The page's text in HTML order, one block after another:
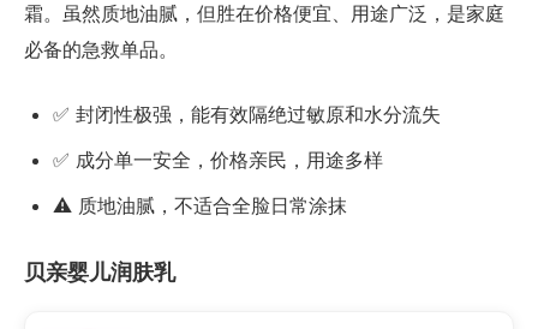
霜。虽然质地油腻，但胜在价格便宜、用途广泛，是家庭
必备的急救单品。
✅ 封闭性极强，能有效隔绝过敏原和水分流失
✅ 成分单一安全，价格亲民，用途多样
⚠️ 质地油腻，不适合全脸日常涂抹
贝亲婴儿润肤乳